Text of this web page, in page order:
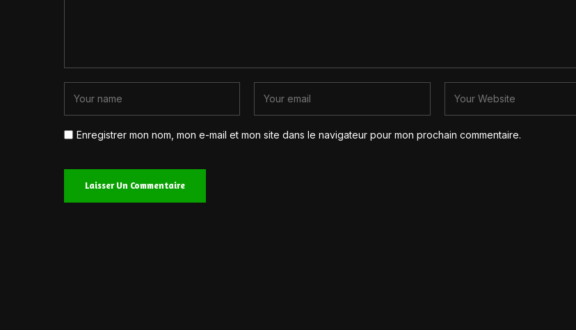
Enregistrer mon nom, mon e-mail et mon site dans le navigateur pour mon prochain commentaire.